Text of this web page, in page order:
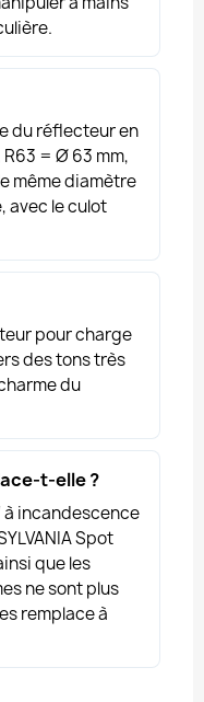
du réflecteur en
= Ø 63 mm,
même diamètre
avec le culot
pour charge
des tons très
du
t-elle ?
à incandescence
Spot
que les
ne sont plus
remplace à